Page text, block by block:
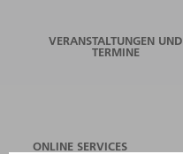
VERANSTALTUNGEN UND
TERMINE
ONLINE SERVICES